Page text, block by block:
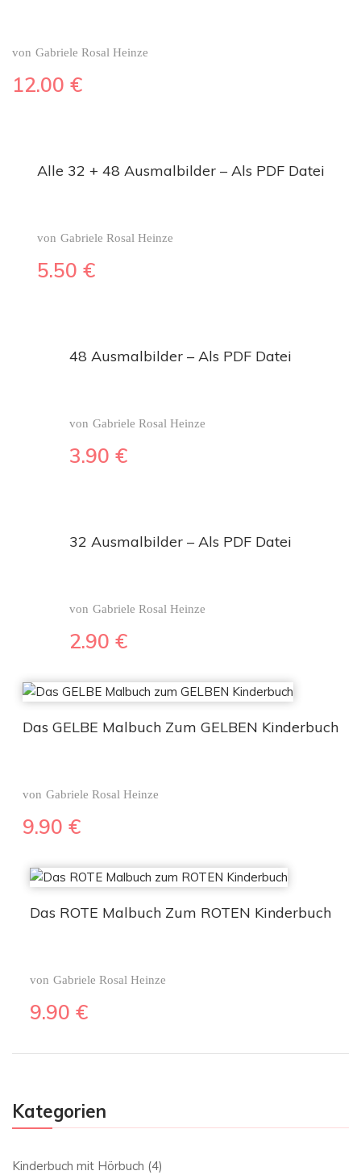
Kategorien
Kinderbuch mit Hörbuch (4)
von Gabriele Rosal Heinze
12.00 €
Alle 32 + 48 Ausmalbilder – Als PDF Datei
von Gabriele Rosal Heinze
5.50 €
48 Ausmalbilder – Als PDF Datei
von Gabriele Rosal Heinze
3.90 €
32 Ausmalbilder – Als PDF Datei
von Gabriele Rosal Heinze
2.90 €
Das GELBE Malbuch Zum GELBEN Kinderbuch
von Gabriele Rosal Heinze
9.90 €
Das ROTE Malbuch Zum ROTEN Kinderbuch
von Gabriele Rosal Heinze
9.90 €